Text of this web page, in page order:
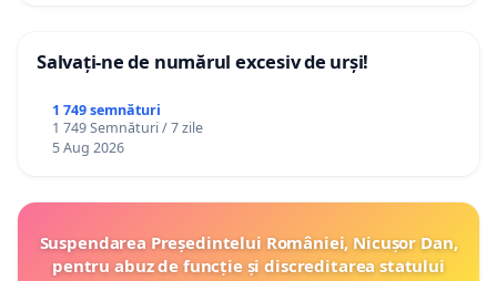
Salvați-ne de numărul excesiv de urși!
1 749 semnături
1 749 Semnături / 7 zile
5 Aug 2026
Suspendarea Președintelui României, Nicușor Dan,
pentru abuz de funcție și discreditarea statului